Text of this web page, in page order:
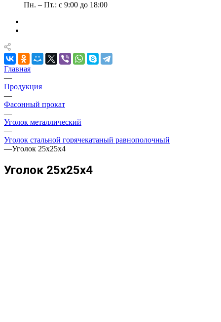
Пн. – Пт.: с 9:00 до 18:00
Главная
—
Продукция
—
Фасонный прокат
—
Уголок металлический
—
Уголок стальной горячекатаный равнополочный
—Уголок 25х25х4
Уголок 25х25х4